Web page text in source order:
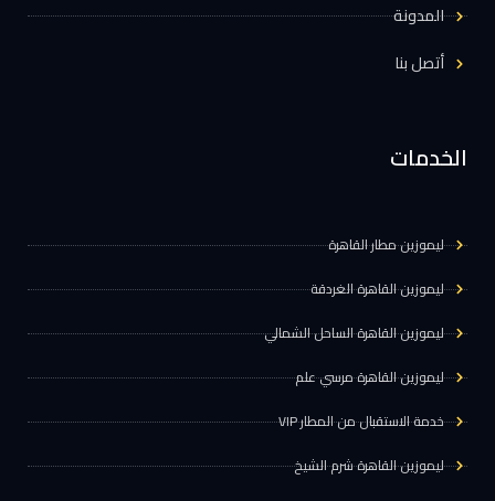
المدونة
أتصل بنا
الخدمات
ليموزين مطار القاهرة
ليموزين القاهرة الغردقة
ليموزين القاهرة الساحل الشمالي
ليموزين القاهرة مرسي علم
خدمة الاستقبال من المطار VIP
ليموزين القاهرة شرم الشيخ